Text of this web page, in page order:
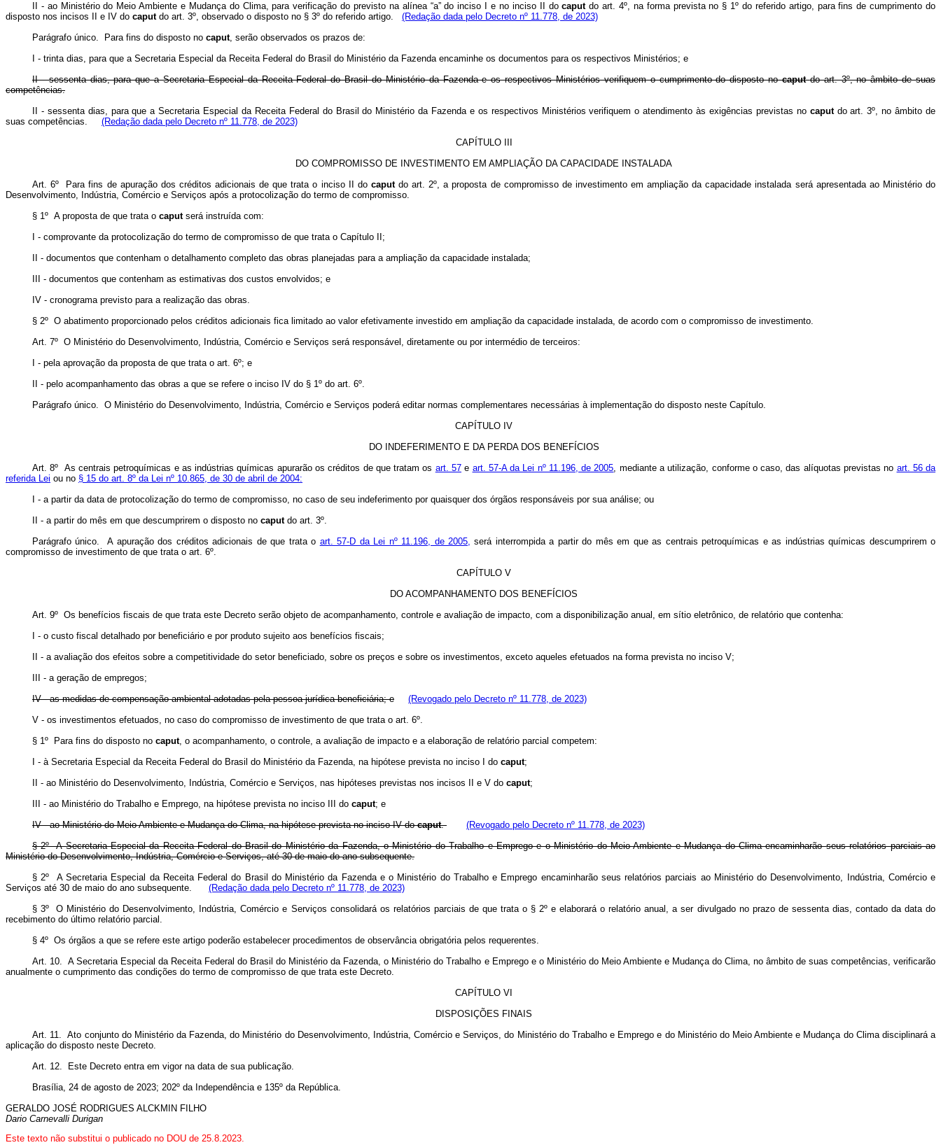
II - ao Ministério do Meio Ambiente e Mudança do Clima, para verificação do previsto na alínea “a” do inciso I e no inciso II docaputdo art. 4º, na forma prevista no § 1º do referido artigo, para fins de cumprimento do
disposto nos incisos II e IV do caputdo art. 3º, observado o disposto no § 3º do referido artigo. (Redação dada pelo Decreto nº 11.778, de 2023)
Parágrafo único. Para fins do disposto no caput, serão observados os prazos de:
I - trinta dias, para que a Secretaria Especial da Receita Federal do Brasil do Ministério da Fazenda encaminhe os documentos para os respectivos Ministérios; e
II - sessenta dias, para que a Secretaria Especial da Receita Federal do Brasil do Ministério da Fazenda e os respectivos Ministérios verifiquem o cumprimento do disposto nocaputdo art. 3º, no âmbito de suas
competências.
II - sessenta dias, para que a Secretaria Especial da Receita Federal do Brasil do Ministério da Fazenda e os respectivos Ministérios verifiquem o atendimento às exigências previstas no caputdo art. 3º, no âmbito de
suas competências. (Redação dada pelo Decreto nº 11.778, de 2023)
CAPÍTULO III
DO COMPROMISSO DE INVESTIMENTO EM AMPLIAÇÃO DA CAPACIDADE INSTALADA
Art. 6º Para fins de apuração dos créditos adicionais de que trata o inciso II do caputdo art. 2º, a proposta de compromisso de investimento em ampliação da capacidade instalada será apresentada ao Ministério do
Desenvolvimento, Indústria, Comércio e Serviços após a protocolização do termo de compromisso.
§ 1º A proposta de que trata o caput será instruída com:
I - comprovante da protocolização do termo de compromisso de que trata o Capítulo II;
II - documentos que contenham o detalhamento completo das obras planejadas para a ampliação da capacidade instalada;
III - documentos que contenham as estimativas dos custos envolvidos; e
IV - cronograma previsto para a realização das obras.
§ 2º O abatimento proporcionado pelos créditos adicionais fica limitado ao valor efetivamente investido em ampliação da capacidade instalada, de acordo com o compromisso de investimento.
Art. 7º O Ministério do Desenvolvimento, Indústria, Comércio e Serviços será responsável, diretamente ou por intermédio de terceiros:
I - pela aprovação da proposta de que trata o art. 6º; e
II - pelo acompanhamento das obras a que se refere o inciso IV do § 1º do art. 6º.
Parágrafo único. O Ministério do Desenvolvimento, Indústria, Comércio e Serviços poderá editar normas complementares necessárias à implementação do disposto neste Capítulo.
CAPÍTULO IV
DO INDEFERIMENTO E DA PERDA DOS BENEFÍCIOS
Art. 8º As centrais petroquímicas e as indústrias químicas apurarão os créditos de que tratam os art. 57e art. 57-A da Lei nº 11.196, de 2005, mediante a utilização, conforme o caso, das alíquotas previstas no art. 56 da
referida Lei ou no § 15 do art. 8º da Lei nº 10.865, de 30 de abril de 2004:
I - a partir da data de protocolização do termo de compromisso, no caso de seu indeferimento por quaisquer dos órgãos responsáveis por sua análise; ou
II - a partir do mês em que descumprirem o disposto no caput do art. 3º.
Parágrafo único. A apuração dos créditos adicionais de que trata o art. 57-D da Lei nº 11.196, de 2005, será interrompida a partir do mês em que as centrais petroquímicas e as indústrias químicas descumprirem o
compromisso de investimento de que trata o art. 6º.
CAPÍTULO V
DO ACOMPANHAMENTO DOS BENEFÍCIOS
Art. 9º Os benefícios fiscais de que trata este Decreto serão objeto de acompanhamento, controle e avaliação de impacto, com a disponibilização anual, em sítio eletrônico, de relatório que contenha:
I - o custo fiscal detalhado por beneficiário e por produto sujeito aos benefícios fiscais;
II - a avaliação dos efeitos sobre a competitividade do setor beneficiado, sobre os preços e sobre os investimentos, exceto aqueles efetuados na forma prevista no inciso V;
III - a geração de empregos;
IV - as medidas de compensação ambiental adotadas pela pessoa jurídica beneficiária; e
(Revogado pelo Decreto nº 11.778, de 2023)
V - os investimentos efetuados, no caso do compromisso de investimento de que trata o art. 6º.
§ 1º Para fins do disposto no caput, o acompanhamento, o controle, a avaliação de impacto e a elaboração de relatório parcial competem:
I - à Secretaria Especial da Receita Federal do Brasil do Ministério da Fazenda, na hipótese prevista no inciso I do caput;
II - ao Ministério do Desenvolvimento, Indústria, Comércio e Serviços, nas hipóteses previstas nos incisos II e V do caput;
III - ao Ministério do Trabalho e Emprego, na hipótese prevista no inciso III do caput; e
IV - ao Ministério do Meio Ambiente e Mudança do Clima, na hipótese prevista no inciso IV docaput.
(Revogado pelo Decreto nº 11.778, de 2023)
§ 2º A Secretaria Especial da Receita Federal do Brasil do Ministério da Fazenda, o Ministério do Trabalho e Emprego e o Ministério do Meio Ambiente e Mudança do Clima encaminharão seus relatórios parciais ao
Ministério do Desenvolvimento, Indústria, Comércio e Serviços, até 30 de maio do ano subsequente.
§ 2º A Secretaria Especial da Receita Federal do Brasil do Ministério da Fazenda e o Ministério do Trabalho e Emprego encaminharão seus relatórios parciais ao Ministério do Desenvolvimento, Indústria, Comércio e
Serviços até 30 de maio do ano subsequente. (Redação dada pelo Decreto nº 11.778, de 2023)
§ 3º O Ministério do Desenvolvimento, Indústria, Comércio e Serviços consolidará os relatórios parciais de que trata o § 2º e elaborará o relatório anual, a ser divulgado no prazo de sessenta dias, contado da data do
recebimento do último relatório parcial.
§ 4º Os órgãos a que se refere este artigo poderão estabelecer procedimentos de observância obrigatória pelos requerentes.
Art. 10. A Secretaria Especial da Receita Federal do Brasil do Ministério da Fazenda, o Ministério do Trabalho e Emprego e o Ministério do Meio Ambiente e Mudança do Clima, no âmbito de suas competências, verificarão
anualmente o cumprimento das condições do termo de compromisso de que trata este Decreto.
CAPÍTULO VI
DISPOSIÇÕES FINAIS
Art. 11. Ato conjunto do Ministério da Fazenda, do Ministério do Desenvolvimento, Indústria, Comércio e Serviços, do Ministério do Trabalho e Emprego e do Ministério do Meio Ambiente e Mudança do Clima disciplinará a
aplicação do disposto neste Decreto.
Art. 12. Este Decreto entra em vigor na data de sua publicação.
Brasília, 24 de agosto de 2023; 202º da Independência e 135º da República.
GERALDO JOSÉ RODRIGUES ALCKMIN FILHO
Dario Carnevalli Durigan
Este texto não substitui o publicado no DOU de 25.8.2023.